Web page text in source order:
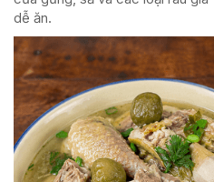
dễ ăn.